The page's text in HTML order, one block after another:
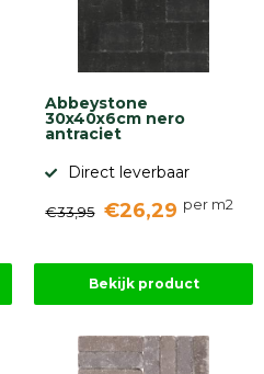
Abbeystone
30x40x6cm nero
antraciet
Direct leverbaar
€33,95 €26,29 per m2
Bekijk product